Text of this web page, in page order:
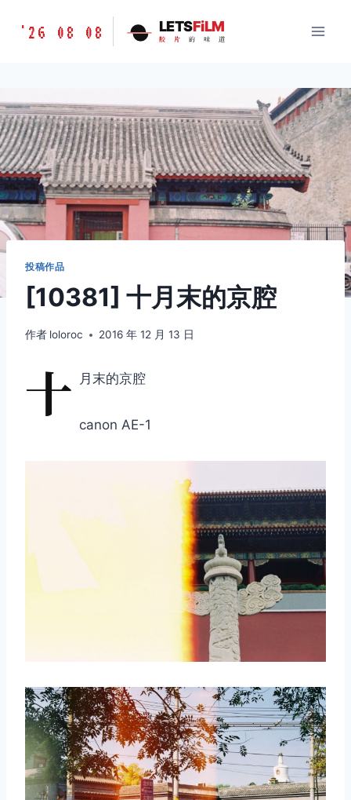
胶
道
LETSFILM
'26 08 08 LETSFiLM
胶 片 的 味 道
投稿作品
[10381] 十月末的京腔
作者 loloroc 2016 年 12 月 13 日
十 月末的京腔
canon AE-1